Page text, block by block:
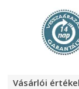
Vásárlói